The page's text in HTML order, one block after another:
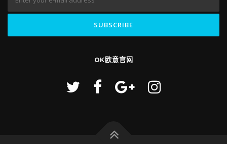
OK欧意官网